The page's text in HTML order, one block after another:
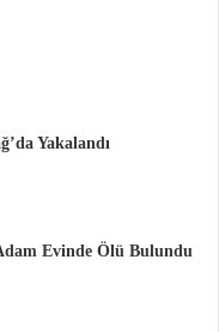
Yakalandı
Evinde Ölü Bulundu